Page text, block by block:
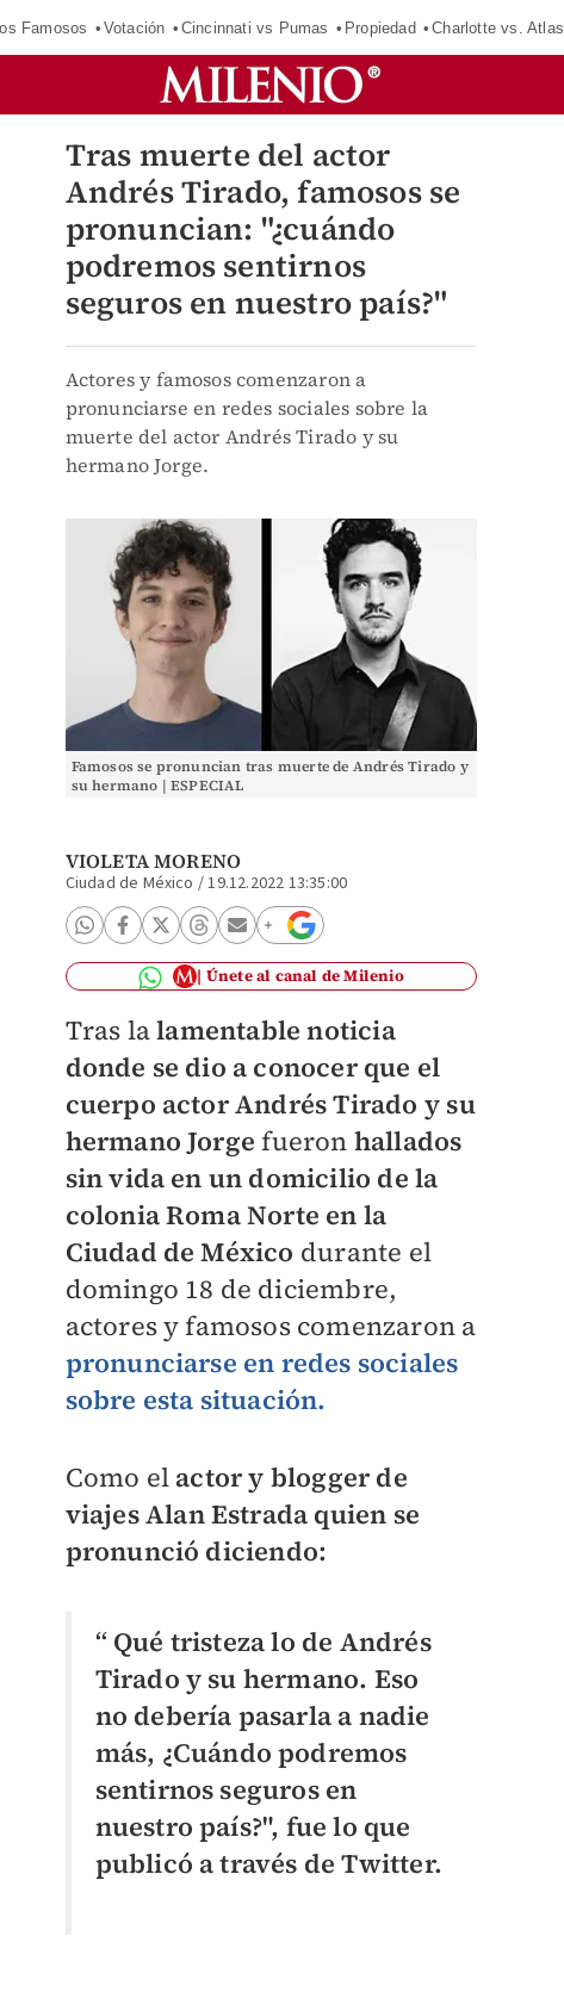
Famosos Votación Cincinnati vs Pumas Propiedad Charlotte vs. Atlas
Tras muerte del actor
Andrés Tirado, famosos se
pronuncian: "¿cuándo
podremos sentirnos
seguros en nuestro país?"
Actores y famosos comenzaron a
pronunciarse en redes sociales sobre la
muerte del actor Andrés Tirado y su
hermano Jorge.
Famosos se pronuncian tras muerte de Andrés Tirado y
su hermano | ESPECIAL
VIOLETA MORENO
Ciudad de México /19.12.2022 13:35:00
Únete al canal de Milenio
Tras lalamentable noticia
donde se dio a conocer que el
cuerpo actor Andrés Tirado y su
hermano Jorge fueron hallados
sin vida en un domicilio de la
colonia Roma Norte en la
Ciudad de México durante el
domingo 18 de diciembre,
actores y famosos comenzaron a
pronunciarse en redes sociales
sobre esta situación.
Como el actor y blogger de
viajes Alan Estrada quien se
pronunció diciendo:
“ Qué tristeza lo de Andrés
Tirado y su hermano. Eso
no debería pasarla a nadie
más, ¿Cuándo podremos
sentirnos seguros en
nuestro país?", fue lo que
publicó a través de Twitter.